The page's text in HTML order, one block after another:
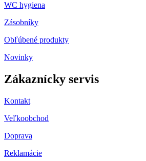
WC hygiena
Zásobníky
Obľúbené produkty
Novinky
Zákaznícky servis
Kontakt
Veľkoobchod
Doprava
Reklamácie